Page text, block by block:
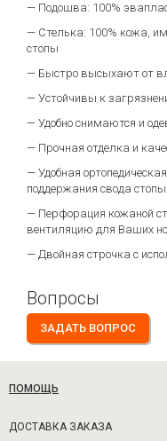
— Подошва: 100%
— Стелька: 100% кожа,
стопы
— Быстро высыхают от
— Устойчивы к
— Удобно снимаются и
— Прочная отделка и
— Удобная
поддержания свода стопы
— Перфорация кожаной
вентиляцию для Ваших
— Двойная строчка с
Вопросы
ЗАДАТЬ ВОПРОС
ПОМОЩЬ
ДОСТАВКА ЗАКАЗА